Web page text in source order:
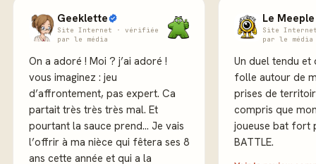
Geeklette
Site Internet · vérifiée
par le média
On a adoré ! Moi ? j’ai adoré !
vous imaginez : jeu
d’affrontement, pas expert. Ca
partait très très très mal. Et
pourtant la sauce prend… Je vais
l’offrir à ma nièce qui fêtera ses 8
ans cette année et qui a la
Le
Site
par le média
Un duel tendu et
folle autour de
prises de
compris que
joueuse bat fort
BATTLE.